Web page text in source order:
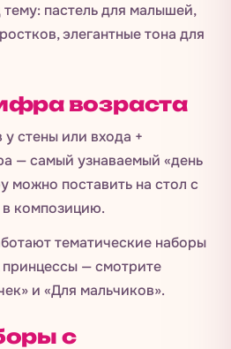
пастель для малышей,
элегантные тона для
возраста
стены или входа +
— самый узнаваемый «день
можно поставить на стол с
композицию.
тематические наборы
— смотрите
и «Для мальчиков».
с